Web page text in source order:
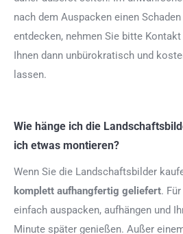
nach dem Auspacken einen
entdecken, nehmen Sie bitte
Ihnen dann unbürokratisch und
lassen.
Wie hänge ich die
ich etwas montieren?
Wenn Sie die Landschaftsbilder
komplett aufhangfertig geliefert.
einfach auspacken, aufhängen und
Minute später genießen. Außer